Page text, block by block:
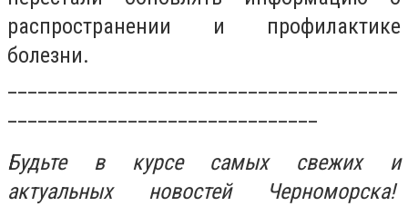
распространении и профилактике
болезни.
Будьте в курсе самых свежих и
актуальных новостей Черноморска!